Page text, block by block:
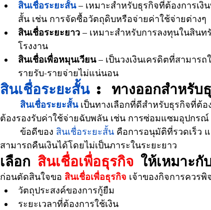
สินเชื่อระยะสั้น – เหมาะสำหรับธุรกิจที่ต้องการเงิ
สั้น เช่น การจัดซื้อวัตถุดิบหรือจ่ายค่าใช้จ่ายต่างๆ
สินเชื่อระยะยาว – เหมาะสำหรับการลงทุนในสินท
โรงงาน
สินเชื่อเพื่อหมุนเวียน – เป็นวงเงินเครดิตที่สามาร
รายรับ-รายจ่ายไม่แน่นอน
สินเชื่อระยะสั้น : ทางออกสำหรับ
สินเชื่อระยะสั้น เป็นทางเลือกที่ดีสำหรับธุรกิจที่ต้อ
ต้องรองรับค่าใช้จ่ายฉับพลัน เช่น การซ่อมแซมอุปกรณ์
	ข้อดีของ
สินเชื่อระยะสั้น คือการอนุมัติที่รวดเร็ว
สามารถคืนเงินได้โดยไม่เป็นภาระในระยะยาว
เลือก สินเชื่อเพื่อธุรกิจ ให้เหมาะ
ก่อนตัดสินใจขอ สินเชื่อเพื่อธุรกิจ เจ้าของกิจการควร
วัตถุประสงค์ของการกู้ยืม
ระยะเวลาที่ต้องการใช้เงิน